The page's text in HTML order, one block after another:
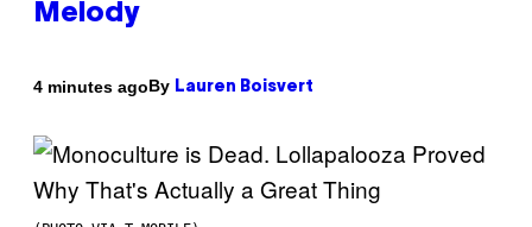
Melody
4 minutes agoBy Lauren Boisvert